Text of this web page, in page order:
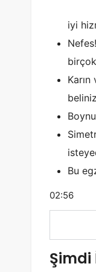
iyi
Bu
02:56
Şimdi